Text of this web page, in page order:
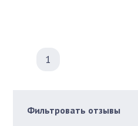
1
Фильтровать отзывы